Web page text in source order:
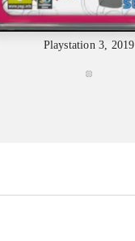
Playstation 3, 2019